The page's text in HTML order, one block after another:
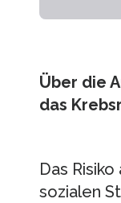
Über die
das
Das
sozialen